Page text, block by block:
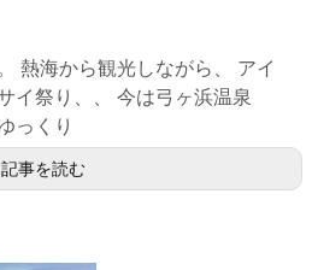
熱海から観光しながら、 アイ
イ祭り、、 今は弓ヶ浜温泉
っくり
記事を読む